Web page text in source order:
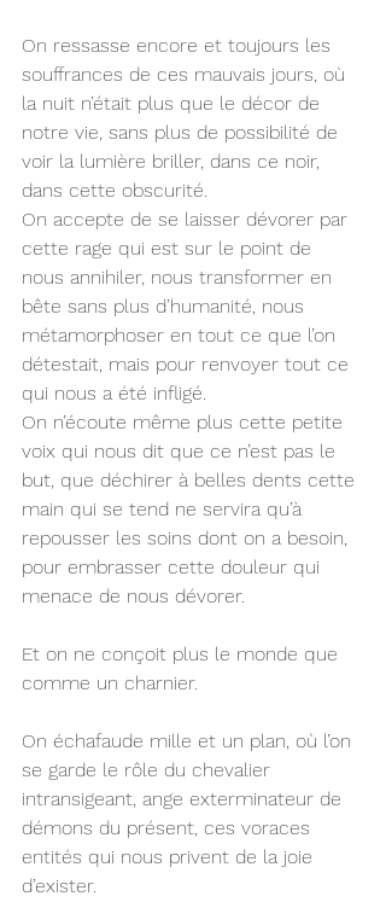
On ressasse encore et toujours les
souffrances de ces mauvais jours, où
la nuit n’était plus que le décor de
notre vie, sans plus de possibilité de
voir la lumière briller, dans ce noir,
dans cette obscurité.
On accepte de se laisser dévorer par
cette rage qui est sur le point de
nous annihiler, nous transformer en
bête sans plus d’humanité, nous
métamorphoser en tout ce que l’on
détestait, mais pour renvoyer tout ce
qui nous a été infligé.
On n’écoute même plus cette petite
voix qui nous dit que ce n’est pas le
but, que déchirer à belles dents cette
main qui se tend ne servira qu’à
repousser les soins dont on a besoin,
pour embrasser cette douleur qui
menace de nous dévorer.
Et on ne conçoit plus le monde que
comme un charnier.
On échafaude mille et un plan, où l’on
se garde le rôle du chevalier
intransigeant, ange exterminateur de
démons du présent, ces voraces
entités qui nous privent de la joie
d’exister.